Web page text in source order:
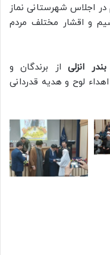
در اجلاس شهرستانی نماز
و اقشار مختلف مردم
انزلیاز برندگان و
لوح و هدیه قدردانی